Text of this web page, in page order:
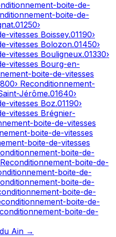
boite-de-
boite-de-
.01250›
vitesses Boissey.01190›
vitesses Bolozon.01450›
vitesses Bouligneux.01330›
vitesses Bourg-en-
boite-de-vitesses
› Reconditionnement-
Jérôme.01640›
vitesses Boz.01190›
vitesses Brégnier-
boite-de-vitesses
boite-de-vitesses
boite-de-vitesses
boite-de-
Reconditionnement-boite-de-
boite-de-
boite-de-
boite-de-
boite-de-
boite-de-
Ain →